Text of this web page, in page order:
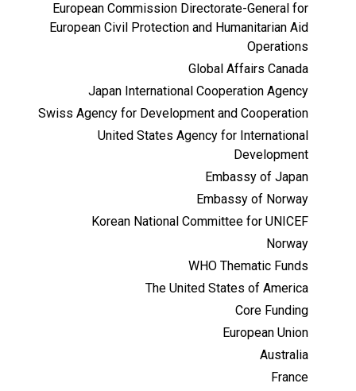
European Commission Directorate-General for
European Civil Protection and Humanitarian Aid
Operations
Global Affairs Canada
Japan International Cooperation Agency
Swiss Agency for Development and Cooperation
United States Agency for International
Development
Embassy of Japan
Embassy of Norway
Korean National Committee for UNICEF
Norway
WHO Thematic Funds
The United States of America
Core Funding
European Union
Australia
France